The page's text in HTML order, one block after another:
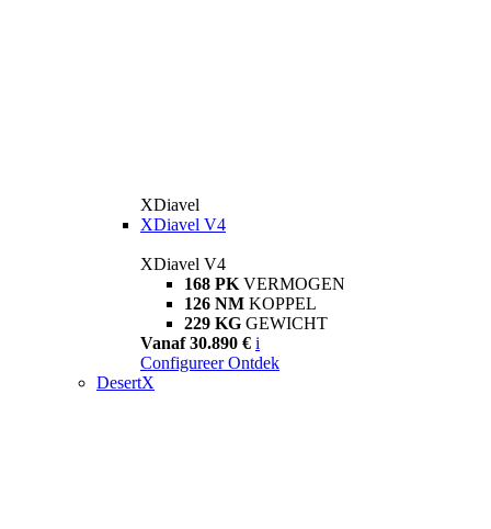
XDiavel
XDiavel V4
XDiavel V4
168 PK VERMOGEN
126 NM KOPPEL
229 KG GEWICHT
Vanaf 30.890 € i
Configureer Ontdek
DesertX